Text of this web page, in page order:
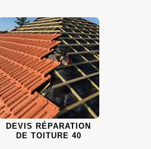
DEVIS RÉPARATION
DE TOITURE 40